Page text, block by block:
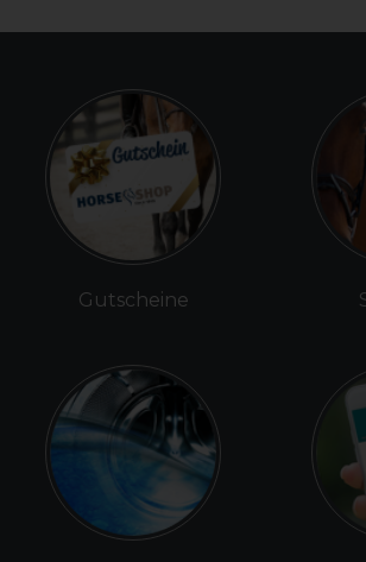
Gutscheine